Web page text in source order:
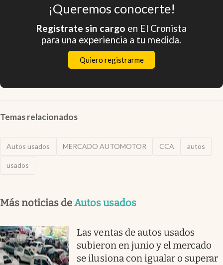
¡Queremos conocerte!
Registrate sin cargo en El Cronista
para una experiencia a tu medida.
Quiero registrarme
Temas relacionados
Autos usados MERCADO AUTOMOTOR CCA autos
usados
Más noticias deAutos usados
Las ventas de autos usados
subieron en junio y el mercado
se ilusiona con igualar o superar